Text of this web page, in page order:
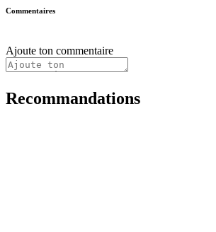
Commentaires
Ajoute ton commentaire
Recommandations